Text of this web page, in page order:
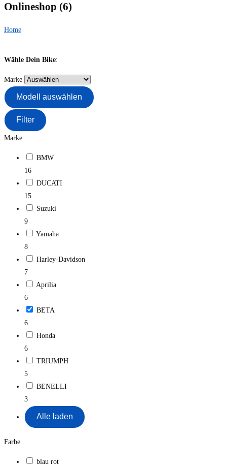
Onlineshop (6)
Home
Wähle Dein Bike:
Marke
Modell auswählen
Filter
Marke
BMW
16
DUCATI
15
Suzuki
9
Yamaha
8
Harley-Davidson
7
Aprilia
6
BETA
6
Honda
6
TRIUMPH
5
BENELLI
3
Alle laden
Farbe
blau rot